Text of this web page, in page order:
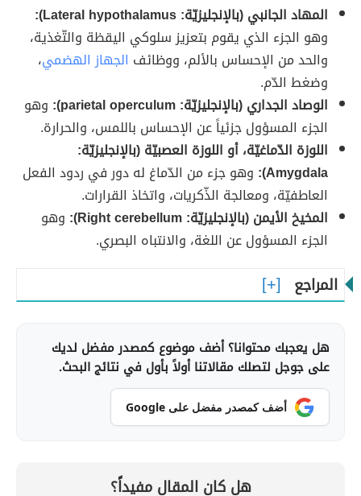
المهاد الجانبي (بالإنجليزيّة: Lateral hypothalamus):
وهو الجزء الذي يقوم بتعزيز سلوكي اليقظة والتّغذية،
والحد من الإحساس بالألم، ووظائف الجهاز الهضمي،
وضغط الدّم.
الوصاد الجداري (بالإنجليزيّة: parietal operculum):
وهو
الجزء المسؤول جزئياََ عن الإحساس باللمس، والحرارة.
اللوزة الدّماغيّة، أو اللوزة العصبيّة (بالإنجليزيّة:
Amygdala): وهو جزء من الدّماغ له دور في ردود الفعل
العاطفيّة، ومعالجة الذّكريات، واتخاذ القرارات.
المخيخ الأيمن (بالإنجليزيّة: Right cerebellum):
وهو
الجزء المسؤول عن اللغة، والانتباه البصري.
المراجع
هل يعجبك محتوانا؟ أضف موضوع كمصدر مفضل لديك
على جوجل لتصلك مقالاتنا أولاً بأول في نتائج البحث.
أضف كمصدر مفضل على Google
هل كان المقال مفيداً؟